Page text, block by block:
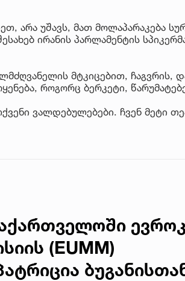
არა უშავს, მათ მოლაპარაკება
ირანის პარლამენტის
მტკიცებით, ჩაგვრის,
როგორც ბერკეტი,
ვალდებულებები. ჩვენ მეტი
(EUMM)